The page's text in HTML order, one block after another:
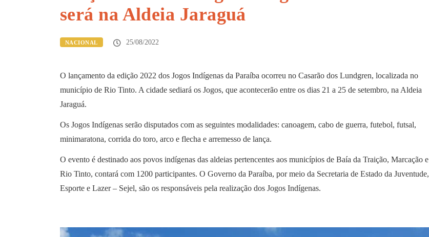
será na Aldeia Jaraguá
NACIONAL 25/08/2022
O lançamento da edição 2022 dos Jogos Indígenas da Paraíba ocorreu no Casarão dos Lundgren, localizada no
município de Rio Tinto. A cidade sediará os Jogos, que acontecerão entre os dias 21 a 25 de setembro, na Aldeia
Jaraguá.
Os Jogos Indígenas serão disputados com as seguintes modalidades: canoagem, cabo de guerra, futebol, futsal,
minimaratona, corrida do toro, arco e flecha e arremesso de lança.
O evento é destinado aos povos indígenas das aldeias pertencentes aos municípios de Baía da Traição, Marcação e
Rio Tinto, contará com 1200 participantes. O Governo da Paraíba, por meio da Secretaria de Estado da Juventude,
Esporte e Lazer – Sejel, são os responsáveis pela realização dos Jogos Indígenas.